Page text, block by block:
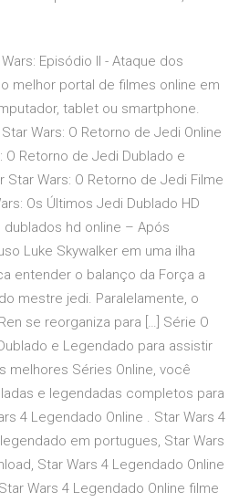
Episódio II - Ataque dos
melhor portal de filmes online em
tablet ou smartphone.
Wars: O Retorno de Jedi Online
O Retorno de Jedi Dublado e
Star Wars: O Retorno de Jedi Filme
Os Últimos Jedi Dublado HD
dublados hd online – Após
Luke Skywalker em uma ilha
entender o balanço da Força a
mestre jedi. Paralelamente, o
se reorganiza para […] Série O
e Legendado para assistir
melhores Séries Online, você
e legendadas completos para
4 Legendado Online . Star Wars 4
em portugues, Star Wars
Star Wars 4 Legendado Online
Wars 4 Legendado Online filme